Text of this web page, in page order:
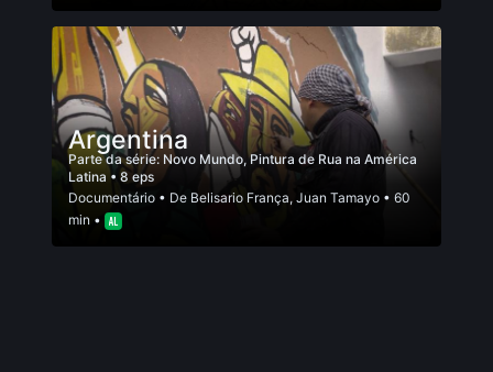
Argentina
Parte da série: Novo Mundo, Pintura de Rua na América
Latina • 8 eps
Documentário • De Belisario França, Juan Tamayo • 60
min •